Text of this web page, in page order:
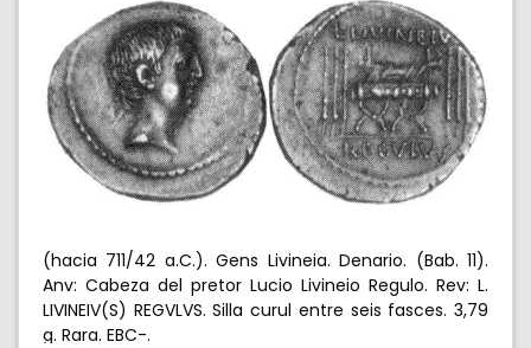
(hacia 711/42 a.C.). Gens Livineia. Denario. (Bab. 11).
Anv: Cabeza del pretor Lucio Livineio Regulo. Rev: L.
LIVINEIV(S) REGVLVS. Silla curul entre seis fasces. 3,79
g. Rara. EBC-.